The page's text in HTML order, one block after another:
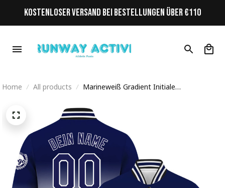
KOSTENLOSER VERSAND BEI BESTELLUNGEN ÜBER €110
Home All products
Marineweiß Gradient Initiale